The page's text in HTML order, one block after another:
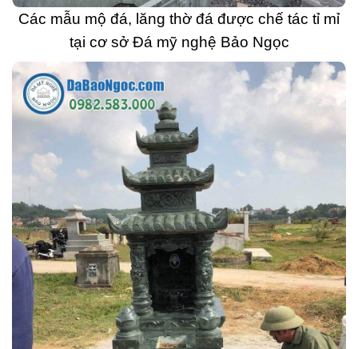
Các mẫu mộ đá, lăng thờ đá được chế tác tỉ mỉ
tại cơ sở Đá mỹ nghệ Bảo Ngọc